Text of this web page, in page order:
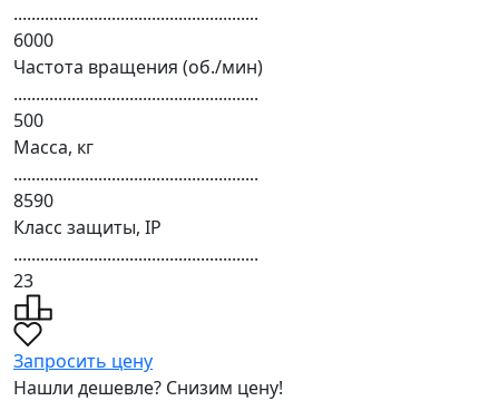
.......................................................
6000
Частота вращения (об./мин)
.......................................................
500
Масса, кг
.......................................................
8590
Класс защиты, IP
.......................................................
23
Запросить цену
Нашли дешевле? Снизим цену!